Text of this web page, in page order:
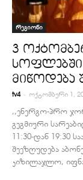
რეგიონი
3
მიწოდება
tv4 - ოქტომბერი 1,
,,ენერგო-პრო
გეგმიური
11:30-დან 19:30
შეეზღუდება
კიზილაჯლო,